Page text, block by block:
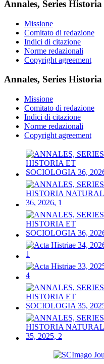
Annales, Series
Missione
Comitato di redazione
Indici di citazione
Norme redazionali
Copyright agreement
Annales, Series
Missione
Comitato di redazione
Indici di citazione
Norme redazionali
Copyright agreement